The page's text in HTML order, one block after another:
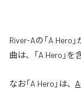
River-Aの「A Hero
曲は、「A Hero」を
なお「A Hero 」は、